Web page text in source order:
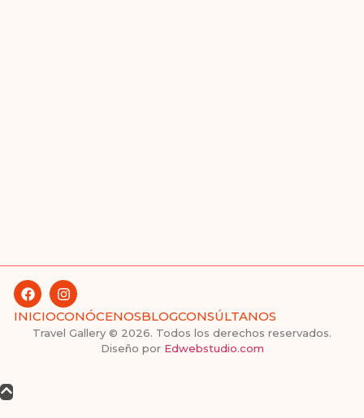
INICIOCONÓCENOSBLOGCONSÚLTANOS
Travel Gallery © 2026. Todos los derechos reservados.
Diseño por Edwebstudio.com